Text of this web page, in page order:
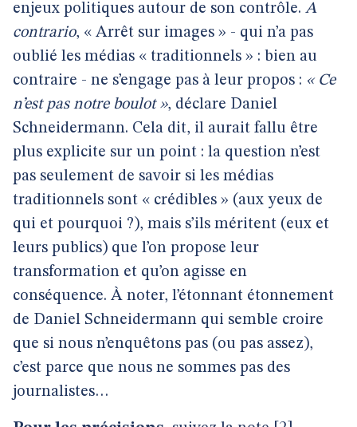
enjeux politiques autour de son contrôle. A
contrario, « Arrêt sur images » - qui n’a pas
oublié les médias « traditionnels » : bien au
contraire - ne s’engage pas à leur propos : « Ce
n’est pas notre boulot », déclare Daniel
Schneidermann. Cela dit, il aurait fallu être
plus explicite sur un point : la question n’est
pas seulement de savoir si les médias
traditionnels sont « crédibles » (aux yeux de
qui et pourquoi ?), mais s’ils méritent (eux et
leurs publics) que l’on propose leur
transformation et qu’on agisse en
conséquence. À noter, l’étonnant étonnement
de Daniel Schneidermann qui semble croire
que si nous n’enquêtons pas (ou pas assez),
c’est parce que nous ne sommes pas des
journalistes…